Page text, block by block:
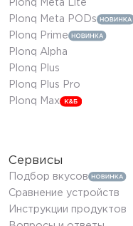
Plonq Meta Lite
Plonq Meta PODs
Plonq Prime
Plonq Alpha
Plonq Plus
Plonq Plus Pro
Plonq Max
Сервисы
Подбор вкусов
Сравнение устройств
Инструкции продуктов